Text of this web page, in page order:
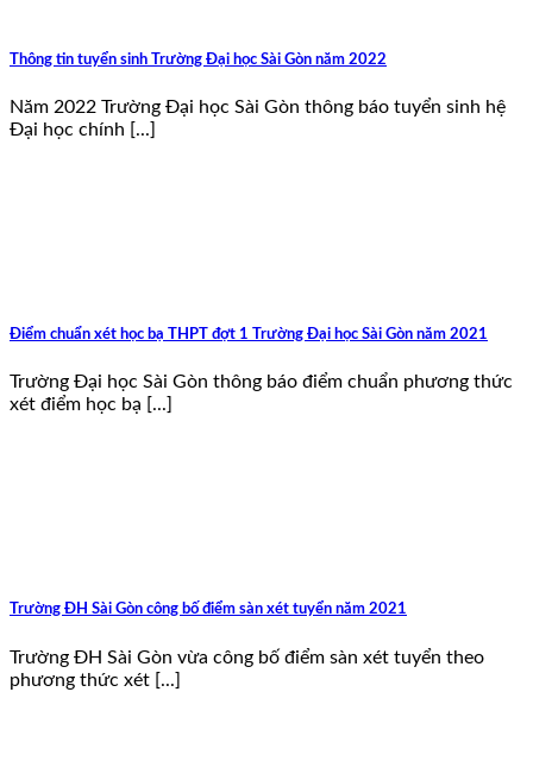
Thông tin tuyển sinh Trường Đại học Sài Gòn năm 2022
Năm 2022 Trường Đại học Sài Gòn thông báo tuyển sinh hệ
Đại học chính [...]
Điểm chuẩn xét học bạ THPT đợt 1 Trường Đại học Sài Gòn năm 2021
Trường Đại học Sài Gòn thông báo điểm chuẩn phương thức
xét điểm học bạ [...]
Trường ĐH Sài Gòn công bố điểm sàn xét tuyển năm 2021
Trường ĐH Sài Gòn vừa công bố điểm sàn xét tuyển theo
phương thức xét [...]